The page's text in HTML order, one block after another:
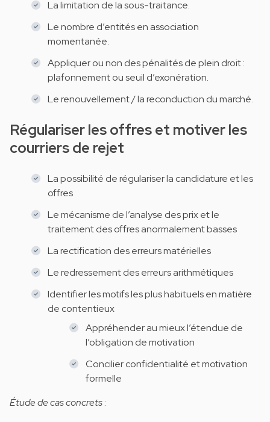
La limitation de la sous-traitance.
Le nombre d’entités en association
momentanée.
Appliquer ou non des pénalités de plein droit :
plafonnement ou seuil d’exonération.
Le renouvellement / la reconduction du marché.
Régulariser les offres et motiver les
courriers de rejet
La possibilité de régulariser la candidature et les
offres
Le mécanisme de l’analyse des prix et le
traitement des offres anormalement basses
La rectification des erreurs matérielles
Le redressement des erreurs arithmétiques
Identifier les motifs les plus habituels en matière
de contentieux
Appréhender au mieux l’étendue de
l’obligation de motivation
Concilier confidentialité et motivation
formelle
Étude de cas concrets: